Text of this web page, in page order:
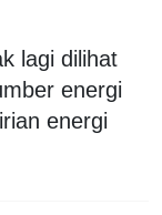
lagi dilihat
energi
energi